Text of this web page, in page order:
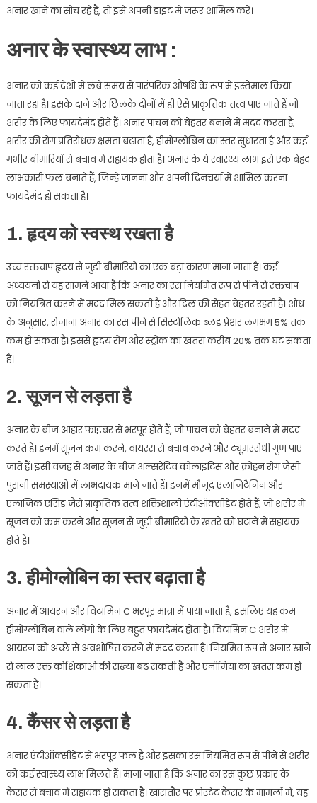
अनार खाने का सोच रहे हैं, तो इसे अपनी डाइट में जरूर शामिल करें।
अनार के स्वास्थ्य लाभ :
अनार को कई देशों में लंबे समय से पारंपरिक औषधि के रूप में इस्तेमाल किया
जाता रहा है। इसके दाने और छिलके दोनों में ही ऐसे प्राकृतिक तत्व पाए जाते हैं जो
शरीर के लिए फायदेमंद होते हैं। अनार पाचन को बेहतर बनाने में मदद करता है,
शरीर की रोग प्रतिरोधक क्षमता बढ़ाता है, हीमोग्लोबिन का स्तर सुधारता है और कई
गंभीर बीमारियों से बचाव में सहायक होता है। अनार के ये स्वास्थ्य लाभ इसे एक बेहद
लाभकारी फल बनाते हैं, जिन्हें जानना और अपनी दिनचर्या में शामिल करना
फायदेमंद हो सकता है।
1. हृदय को स्वस्थ रखता है
उच्च रक्तचाप हृदय से जुड़ी बीमारियों का एक बड़ा कारण माना जाता है। कई
अध्ययनों से यह सामने आया है कि अनार का रस नियमित रूप से पीने से रक्तचाप
को नियंत्रित करने में मदद मिल सकती है और दिल की सेहत बेहतर रहती है। शोध
के अनुसार, रोजाना अनार का रस पीने से सिस्टोलिक ब्लड प्रेशर लगभग 5% तक
कम हो सकता है। इससे हृदय रोग और स्ट्रोक का खतरा करीब 20% तक घट सकता
है।
2. सूजन से लड़ता है
अनार के बीज आहार फाइबर से भरपूर होते हैं, जो पाचन को बेहतर बनाने में मदद
करते हैं। इनमें सूजन कम करने, वायरस से बचाव करने और ट्यूमररोधी गुण पाए
जाते हैं। इसी वजह से अनार के बीज अल्सरेटिव कोलाइटिस और क्रोहन रोग जैसी
पुरानी समस्याओं में लाभदायक माने जाते हैं। इनमें मौजूद एलाजिटैनिन और
एलाजिक एसिड जैसे प्राकृतिक तत्व शक्तिशाली एंटीऑक्सीडेंट होते हैं, जो शरीर में
सूजन को कम करने और सूजन से जुड़ी बीमारियों के खतरे को घटाने में सहायक
होते हैं।
3. हीमोग्लोबिन का स्तर बढ़ाता है
अनार में आयरन और विटामिन C भरपूर मात्रा में पाया जाता है, इसलिए यह कम
हीमोग्लोबिन वाले लोगों के लिए बहुत फायदेमंद होता है। विटामिन C शरीर में
आयरन को अच्छे से अवशोषित करने में मदद करता है। नियमित रूप से अनार खाने
से लाल रक्त कोशिकाओं की संख्या बढ़ सकती है और एनीमिया का खतरा कम हो
सकता है।
4. कैंसर से लड़ता है
अनार एंटीऑक्सीडेंट से भरपूर फल है और इसका रस नियमित रूप से पीने से शरीर
को कई स्वास्थ्य लाभ मिलते हैं। माना जाता है कि अनार का रस कुछ प्रकार के
कैंसर से बचाव में सहायक हो सकता है। खासतौर पर प्रोस्टेट कैंसर के मामलों में, यह